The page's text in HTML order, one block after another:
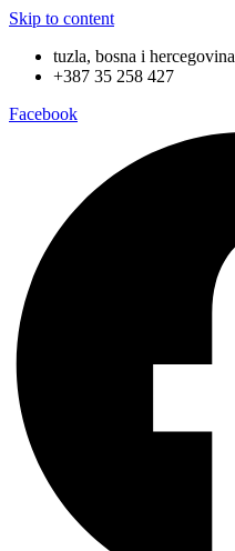
Skip to content
tuzla, bosna i hercegovina
+387 35 258 427
Facebook